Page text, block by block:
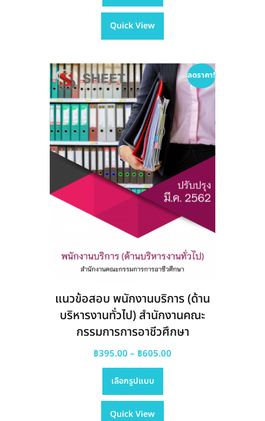
has
variants.
options
may
be
chosen
on
product
page
Quick View
ลดราคา!
แนวข้อสอบ พนักงานบริการ (ด้าน
บริหารงานทั่วไป) สำนักงานคณะ
กรรมการการอาชีวศึกษา
฿395.00 – ฿605.00
เลือกรูปแบบ
This
has
Quick View